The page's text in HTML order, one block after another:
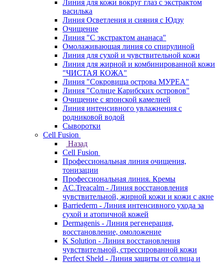
Линия для кожи вокруг глаз с экстрактом
василька
Линия Осветления и сияния с Юдзу
Очищение
Линия "С экстрактом ананаса"
Омолаживающая линия со спирулиной
Линия для сухой и чувствительной кожи
Линия для жирной и комбинированной кожи
"ЧИСТАЯ КОЖА"
Линия "Сокровища острова МУРЕА"
Линия "Солнце Карибских островов"
Очищение с японской камелией
Линия интенсивного увлажнения с
родниковой водой
Сыворотки
Cell Fusion
Назад
Cell Fusion
Профессиональная линия очищения,
тонизации
Профессиональная линия. Кремы
AC.Treacalm - Линия восстановления
чувствительной, жирной кожи и кожи с акне
Barriederm - Линия интенсивного ухода за
сухой и атопичной кожей
Dermagenis - Линия регенерация,
восстановление, омоложение
K Solution - Линия восстановления
чувствительной, стрессированной кожи
Perfect Sheld - Линия защиты от солнца и